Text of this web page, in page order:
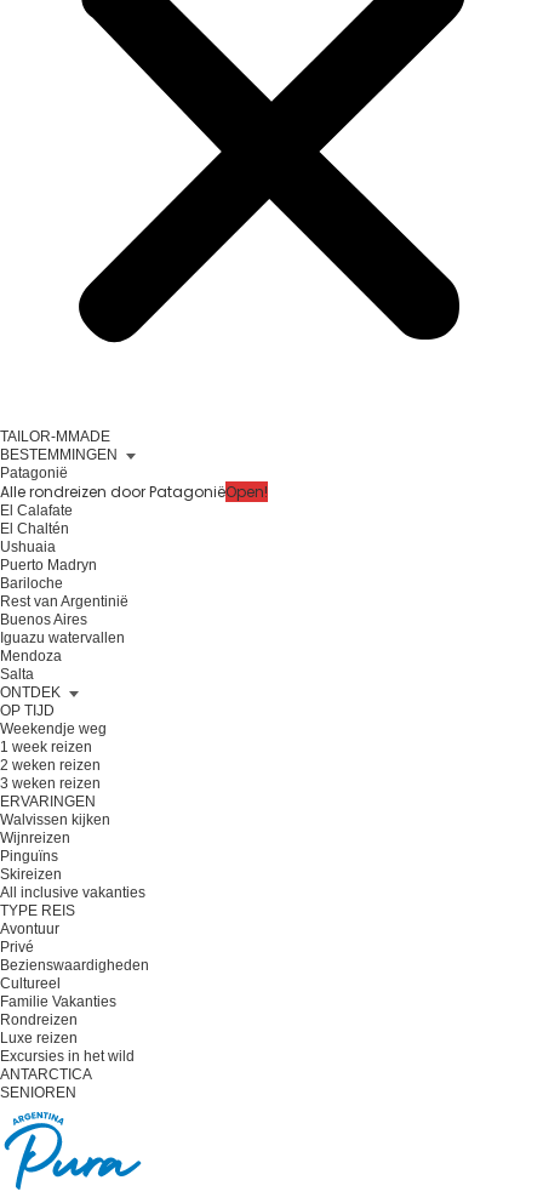
TAILOR-MMADE
BESTEMMINGEN
Patagonië
Alle rondreizen door PatagoniëOpen!
El Calafate
El Chaltén
Ushuaia
Puerto Madryn
Bariloche
Rest van Argentinië
Buenos Aires
Iguazu watervallen
Mendoza
Salta
ONTDEK
OP TIJD
Weekendje weg
1 week reizen
2 weken reizen
3 weken reizen
ERVARINGEN
Walvissen kijken
Wijnreizen
Pinguïns
Skireizen
All inclusive vakanties
TYPE REIS
Avontuur
Privé
Bezienswaardigheden
Cultureel
Familie Vakanties
Rondreizen
Luxe reizen
Excursies in het wild
ANTARCTICA
SENIOREN